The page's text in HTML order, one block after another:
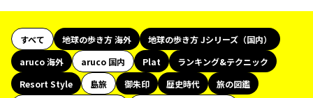
すべて 地球の歩き方 海外
地球の歩き方 Jシリーズ（国内）
aruco 海外
aruco 国内 Plat
ランキング&テクニック
Resort Style
島旅 御朱印 歴史時代
旅の図鑑